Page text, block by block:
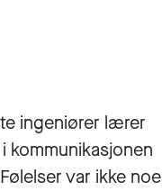
ingeniører lærer
kommunikasjonen
var ikke noe